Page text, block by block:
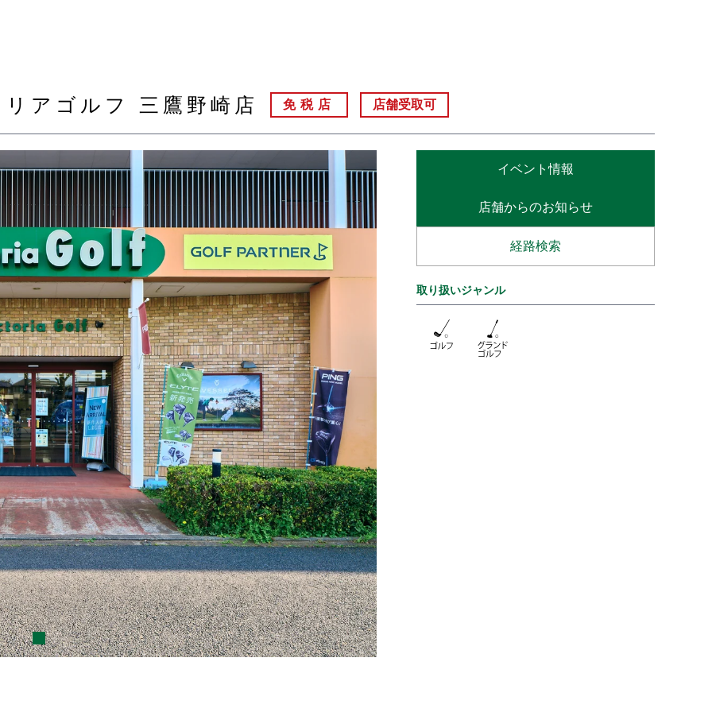
アゴルフ 三鷹野崎店 免税店 店舗受取可
イベント情報
店舗からのお知らせ
経路検索
取り扱いジャンル